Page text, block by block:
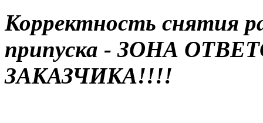
Корректность снятия
припуска - ЗОНА
ЗАКАЗЧИКА!!!!